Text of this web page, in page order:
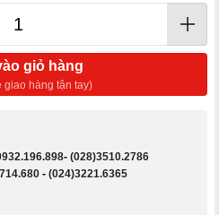
giỏ hàng
giao hàng tận tay)
- (028)3510.2786
- (024)3221.6365